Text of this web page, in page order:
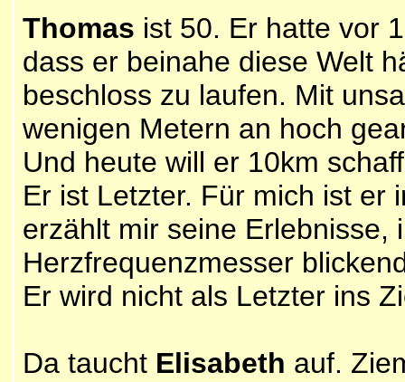
Thomas ist 50. Er hatte vor
dass er beinahe diese Welt
beschloss zu laufen. Mit
wenigen Metern an hoch
Und heute will er 10km
Er ist Letzter. Für mich ist er
erzählt mir seine Erlebnisse,
Herzfrequenzmesser
Er wird nicht als Letzter ins
Da taucht Elisabeth auf.